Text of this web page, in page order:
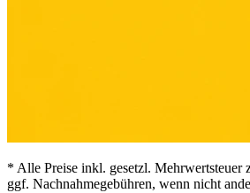
* Alle Preise inkl. gesetzl. Mehrwertsteuer
ggf. Nachnahmegebühren, wenn nicht